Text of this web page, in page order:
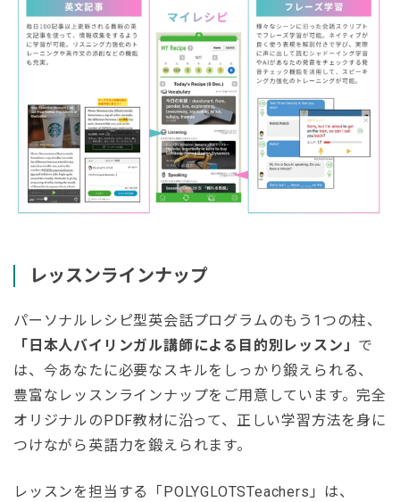
レッスンラインナップ
パーソナルレシピ型英会話プログラムのもう1つの柱、
「日本人バイリンガル講師による目的別レッスン」 で
は、今あなたに必要なスキルをしっかり鍛えられる、
豊富なレッスンラインナップをご用意しています。完全
オリジナルのPDF教材に沿って、正しい学習方法を身に
つけながら英語力を鍛えられます。
レッスンを担当する「POLYGLOTSTeachers」は、